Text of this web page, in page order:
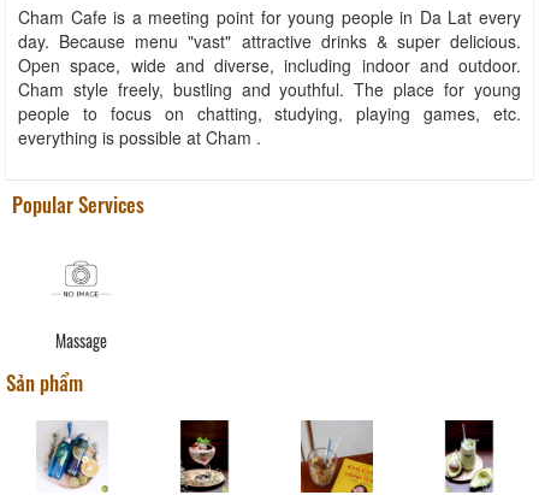
Cham Cafe is a meeting point for young people in Da Lat every
day. Because menu "vast" attractive drinks & super delicious.
Open space, wide and diverse, including indoor and outdoor.
Cham style freely, bustling and youthful. The place for young
people to focus on chatting, studying, playing games, etc.
everything is possible at Cham .
Popular Services
Massage
Sản phẩm